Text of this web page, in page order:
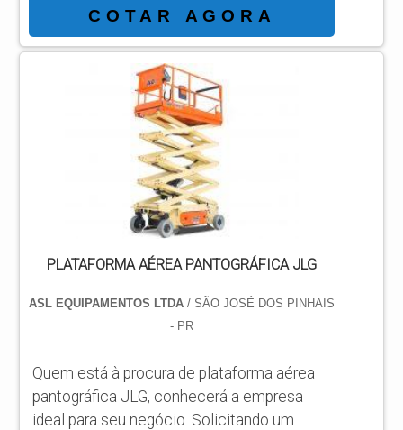
informações por meio da própria empresa e
descobrindo a líder da área de atuação.
Quando o tema é plataforma aérea
pantográfica JLG 3246 es, com os
profissionais da ASL Equipamentos
alcançará precisão com a satisfação plena
dos clientes respeitando os valores
COTAR AGORA
PLATAFORMA AÉREA PANTOGRÁFICA JLG
ASL EQUIPAMENTOS LTDA/ SÃO JOSÉ DOS PINHAIS
- PR
Quem está à procura de plataforma aérea
pantográfica JLG, conhecerá a empresa
ideal para seu negócio. Solicitando um